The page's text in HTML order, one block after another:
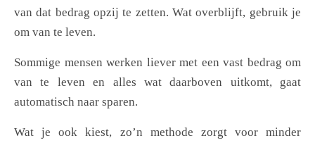
van dat bedrag opzij te zetten. Wat overblijft, gebruik je
om van te leven.
Sommige mensen werken liever met een vast bedrag om
van te leven en alles wat daarboven uitkomt, gaat
automatisch naar sparen.
Wat je ook kiest, zo’n methode zorgt voor minder